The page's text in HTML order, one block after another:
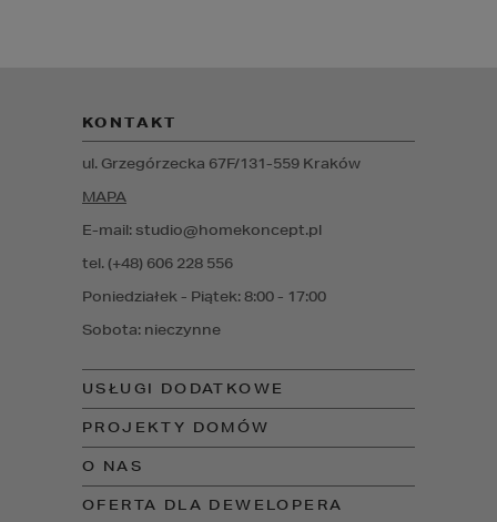
USŁUGI DODATKOWE
PROJEKTY DOMÓW
O NAS
OFERTA DLA DEWELOPERA
Poniedziałek - Piątek: 8:00 - 17:00
Sobota: nieczynne
KONTAKT
E-mail: studio@homekoncept.pl
tel. (+48) 606 228 556
ul. Grzegórzecka 67F/131-559 Kraków
MAPA